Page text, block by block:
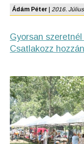
Ádám Péter 2016.
Gyorsan
Csatlakozz